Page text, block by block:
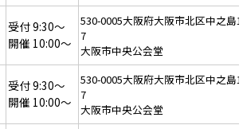
受付 9:30～
開催 10:00～
530-0005大阪府大阪市北区中之島
7
大阪市中央公会堂
受付 9:30～
開催 10:00～
530-0005大阪府大阪市北区中之島
7
大阪市中央公会堂